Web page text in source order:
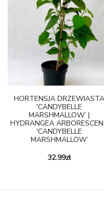
HORTENSJA DRZEWIASTA
'CANDYBELLE
MARSHMALLOW’ |
HYDRANGEA
'CANDYBELLE
MARSHMALLOW’
32.99zł